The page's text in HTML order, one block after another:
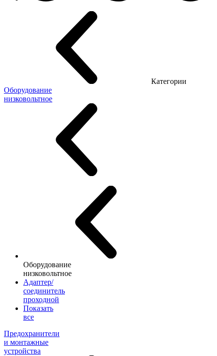
Категории
Оборудование
низковольтное
Оборудование
низковольтное
Адаптер/
соединитель
проходной
Показать
все
Предохранители
и монтажные
устройства